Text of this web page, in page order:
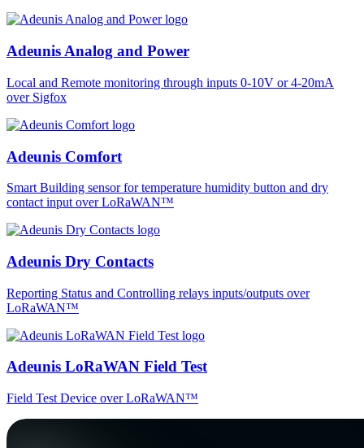
Adeunis Analog and Power
Local and Remote monitoring through inputs 0-10V or 4-20mA
over Sigfox
Adeunis Comfort
Smart Building sensor for temperature humidity button and dry
contact input over LoRaWAN™
Adeunis Dry Contacts
Reporting Status and Controlling relays inputs/outputs over
LoRaWAN™
Adeunis LoRaWAN Field Test
Field Test Device over LoRaWAN™